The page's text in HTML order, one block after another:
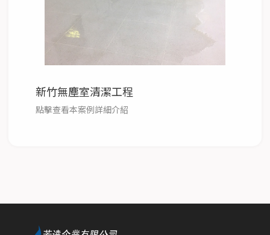
新竹無塵室清潔工程
點擊查看本案例詳細介紹